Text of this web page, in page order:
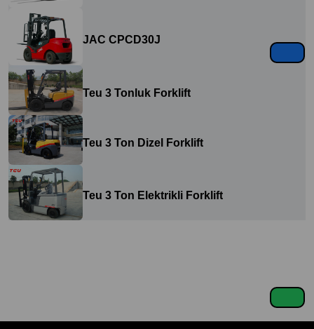
JAC CPCD30J
Teu 3 Tonluk Forklift
Teu 3 Ton Dizel Forklift
Teu 3 Ton Elektrikli Forklift